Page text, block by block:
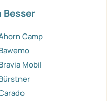
Besser
Camp
Mobil